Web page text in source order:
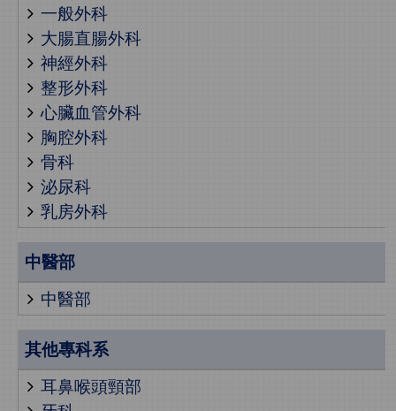
一般外科
大腸直腸外科
神經外科
整形外科
心臟血管外科
胸腔外科
骨科
泌尿科
乳房外科
中醫部
中醫部
其他專科系
耳鼻喉頭頸部